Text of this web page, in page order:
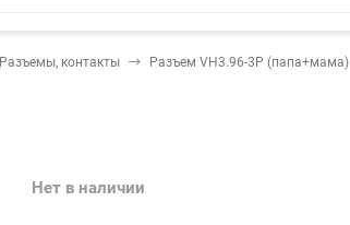
Разъемы, контакты Разъем VH3.96-3P (папа+мама)
Нет в наличии